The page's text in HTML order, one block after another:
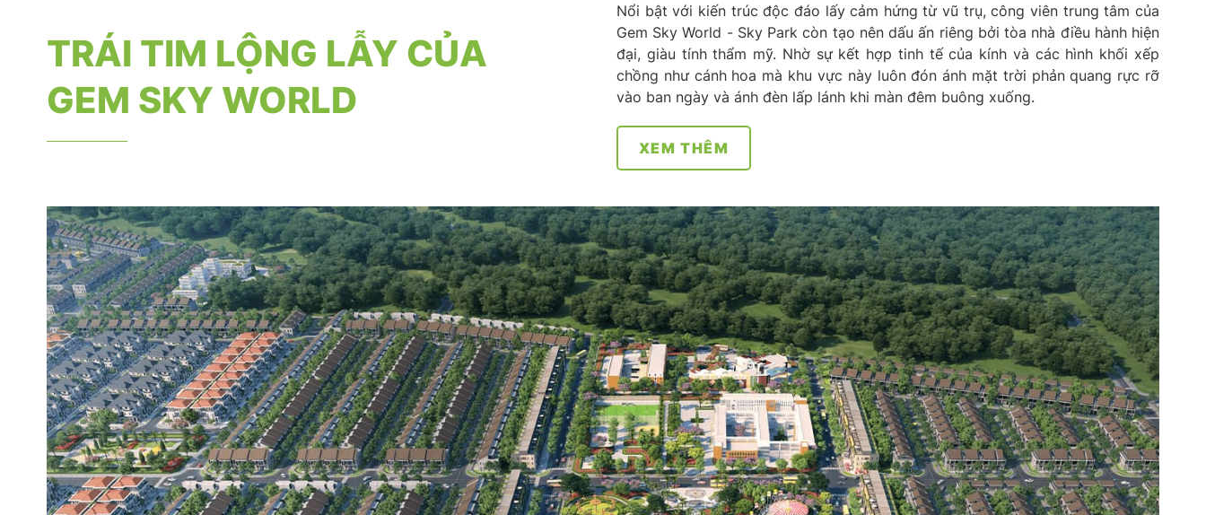
TRÁI TIM LỘNG LẪY CỦA
GEM SKY WORLD
Nổi bật với kiến trúc độc đáo lấy cảm hứng từ vũ trụ, công viên trung tâm của
Gem Sky World - Sky Park còn tạo nên dấu ấn riêng bởi tòa nhà điều hành hiện
đại, giàu tính thẩm mỹ. Nhờ sự kết hợp tinh tế của kính và các hình khối xếp
chồng như cánh hoa mà khu vực này luôn đón ánh mặt trời phản quang rực rỡ
vào ban ngày và ánh đèn lấp lánh khi màn đêm buông xuống.
XEM THÊM